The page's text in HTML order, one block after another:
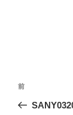
投
前
の
前